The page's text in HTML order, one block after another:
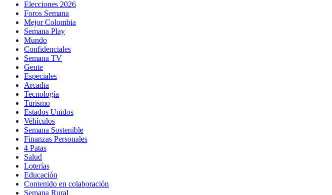
Elecciones 2026
Foros Semana
Mejor Colombia
Semana Play
Mundo
Confidenciales
Semana TV
Gente
Especiales
Arcadia
Tecnología
Turismo
Estados Unidos
Vehículos
Semana Sostenible
Finanzas Personales
4 Patas
Salud
Loterías
Educación
Contenido en colaboración
Semana Rural